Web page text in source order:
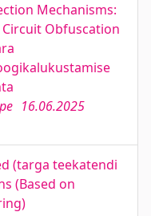
Mechanisms:
Obfuscation
16.06.2025
(targa teekatendi
(Based on